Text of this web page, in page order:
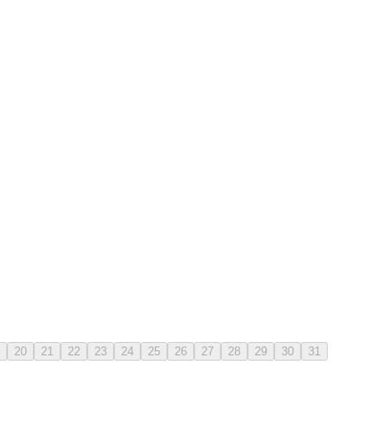
20 21 22 23 24 25 26 27 28 29 30 31